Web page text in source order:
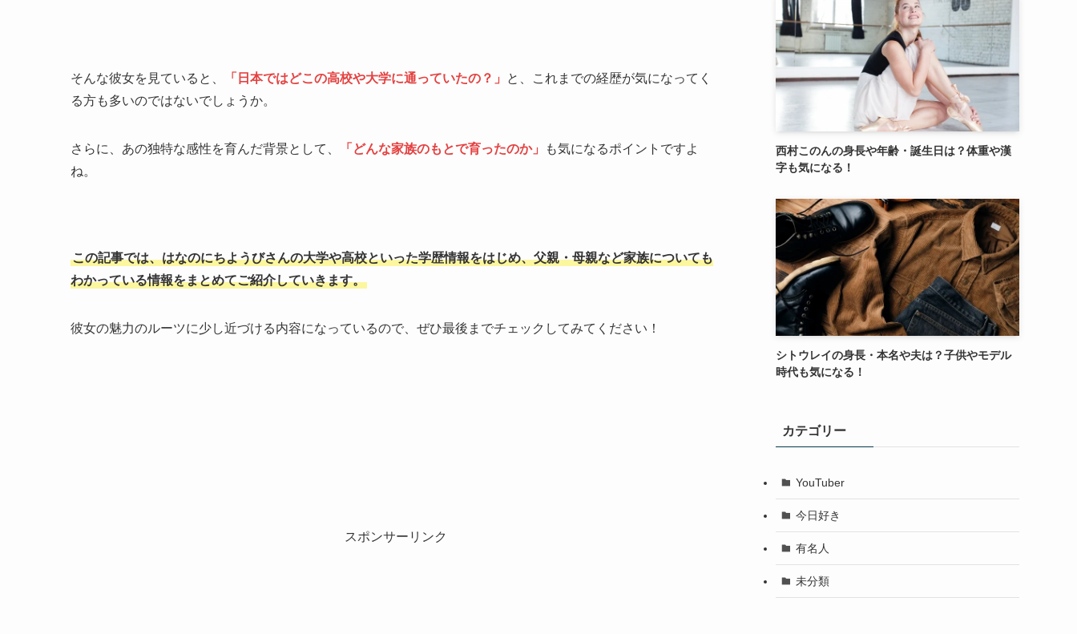
そんな彼女を見ていると、 「日本ではどこの高校や大学に通っていたの？」
と、これまでの経歴が気になってく
る方も多いのではないでしょうか。
さらに、あの独特な感性を育んだ背景として、 「どんな家族のもとで育ったのか」
も気になるポイントですよ
ね。
この記事では、はなのにちようびさんの大学や高校といった学歴情報をはじめ、父親・母親など家族についても
わかっている情報をまとめてご紹介していきます。
彼女の魅力のルーツに少し近づける内容になっているので、ぜひ最後までチェックしてみてください！
スポンサーリンク
西村このんの身長や年齢・誕生日は？体重や漢
字も気になる！
シトウレイの身長・本名や夫は？子供やモデル
時代も気になる！
カテゴリー
YouTuber
今日好き
有名人
未分類